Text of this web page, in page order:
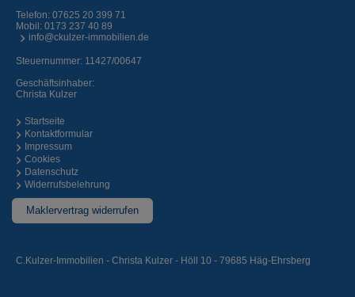
Telefon: 07625 20 399 71
Mobil: 0173 237 40 89
info@ckulzer-immobilien.de
Steuernummer: 11427/00647
Geschäftsinhaber:
Christa Kulzer
Startseite
Kontaktformular
Impressum
Cookies
Datenschutz
Widerrufsbelehrung
Maklervertrag widerrufen
C.Kulzer-Immobilien - Christa Kulzer - Höll 10 - 79685 Häg-Ehrsberg